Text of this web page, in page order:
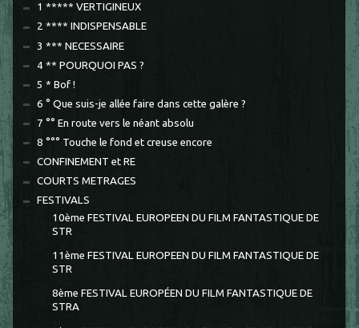
1 ***** VERTIGINEUX
2 **** INDISPENSABLE
3 *** NECESSAIRE
4 ** POURQUOI PAS ?
5 * Bof !
6 ° Que suis-je allée faire dans cette galère ?
7 °° En route vers le néant absolu
8 °°° Touche le fond et creuse encore
CONFINEMENT et RE
COURTS METRAGES
FESTIVALS
10ème FESTIVAL EUROPEEN DU FILM FANTASTIQUE DE
STR
11ème FESTIVAL EUROPEEN DU FILM FANTASTIQUE DE
STR
8ème FESTIVAL EUROPÉEN DU FILM FANTASTIQUE DE
STRA